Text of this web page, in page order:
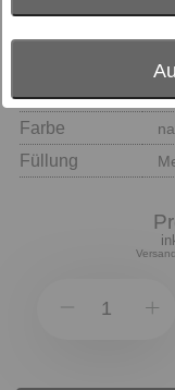
Größe
Farbe
Füllung